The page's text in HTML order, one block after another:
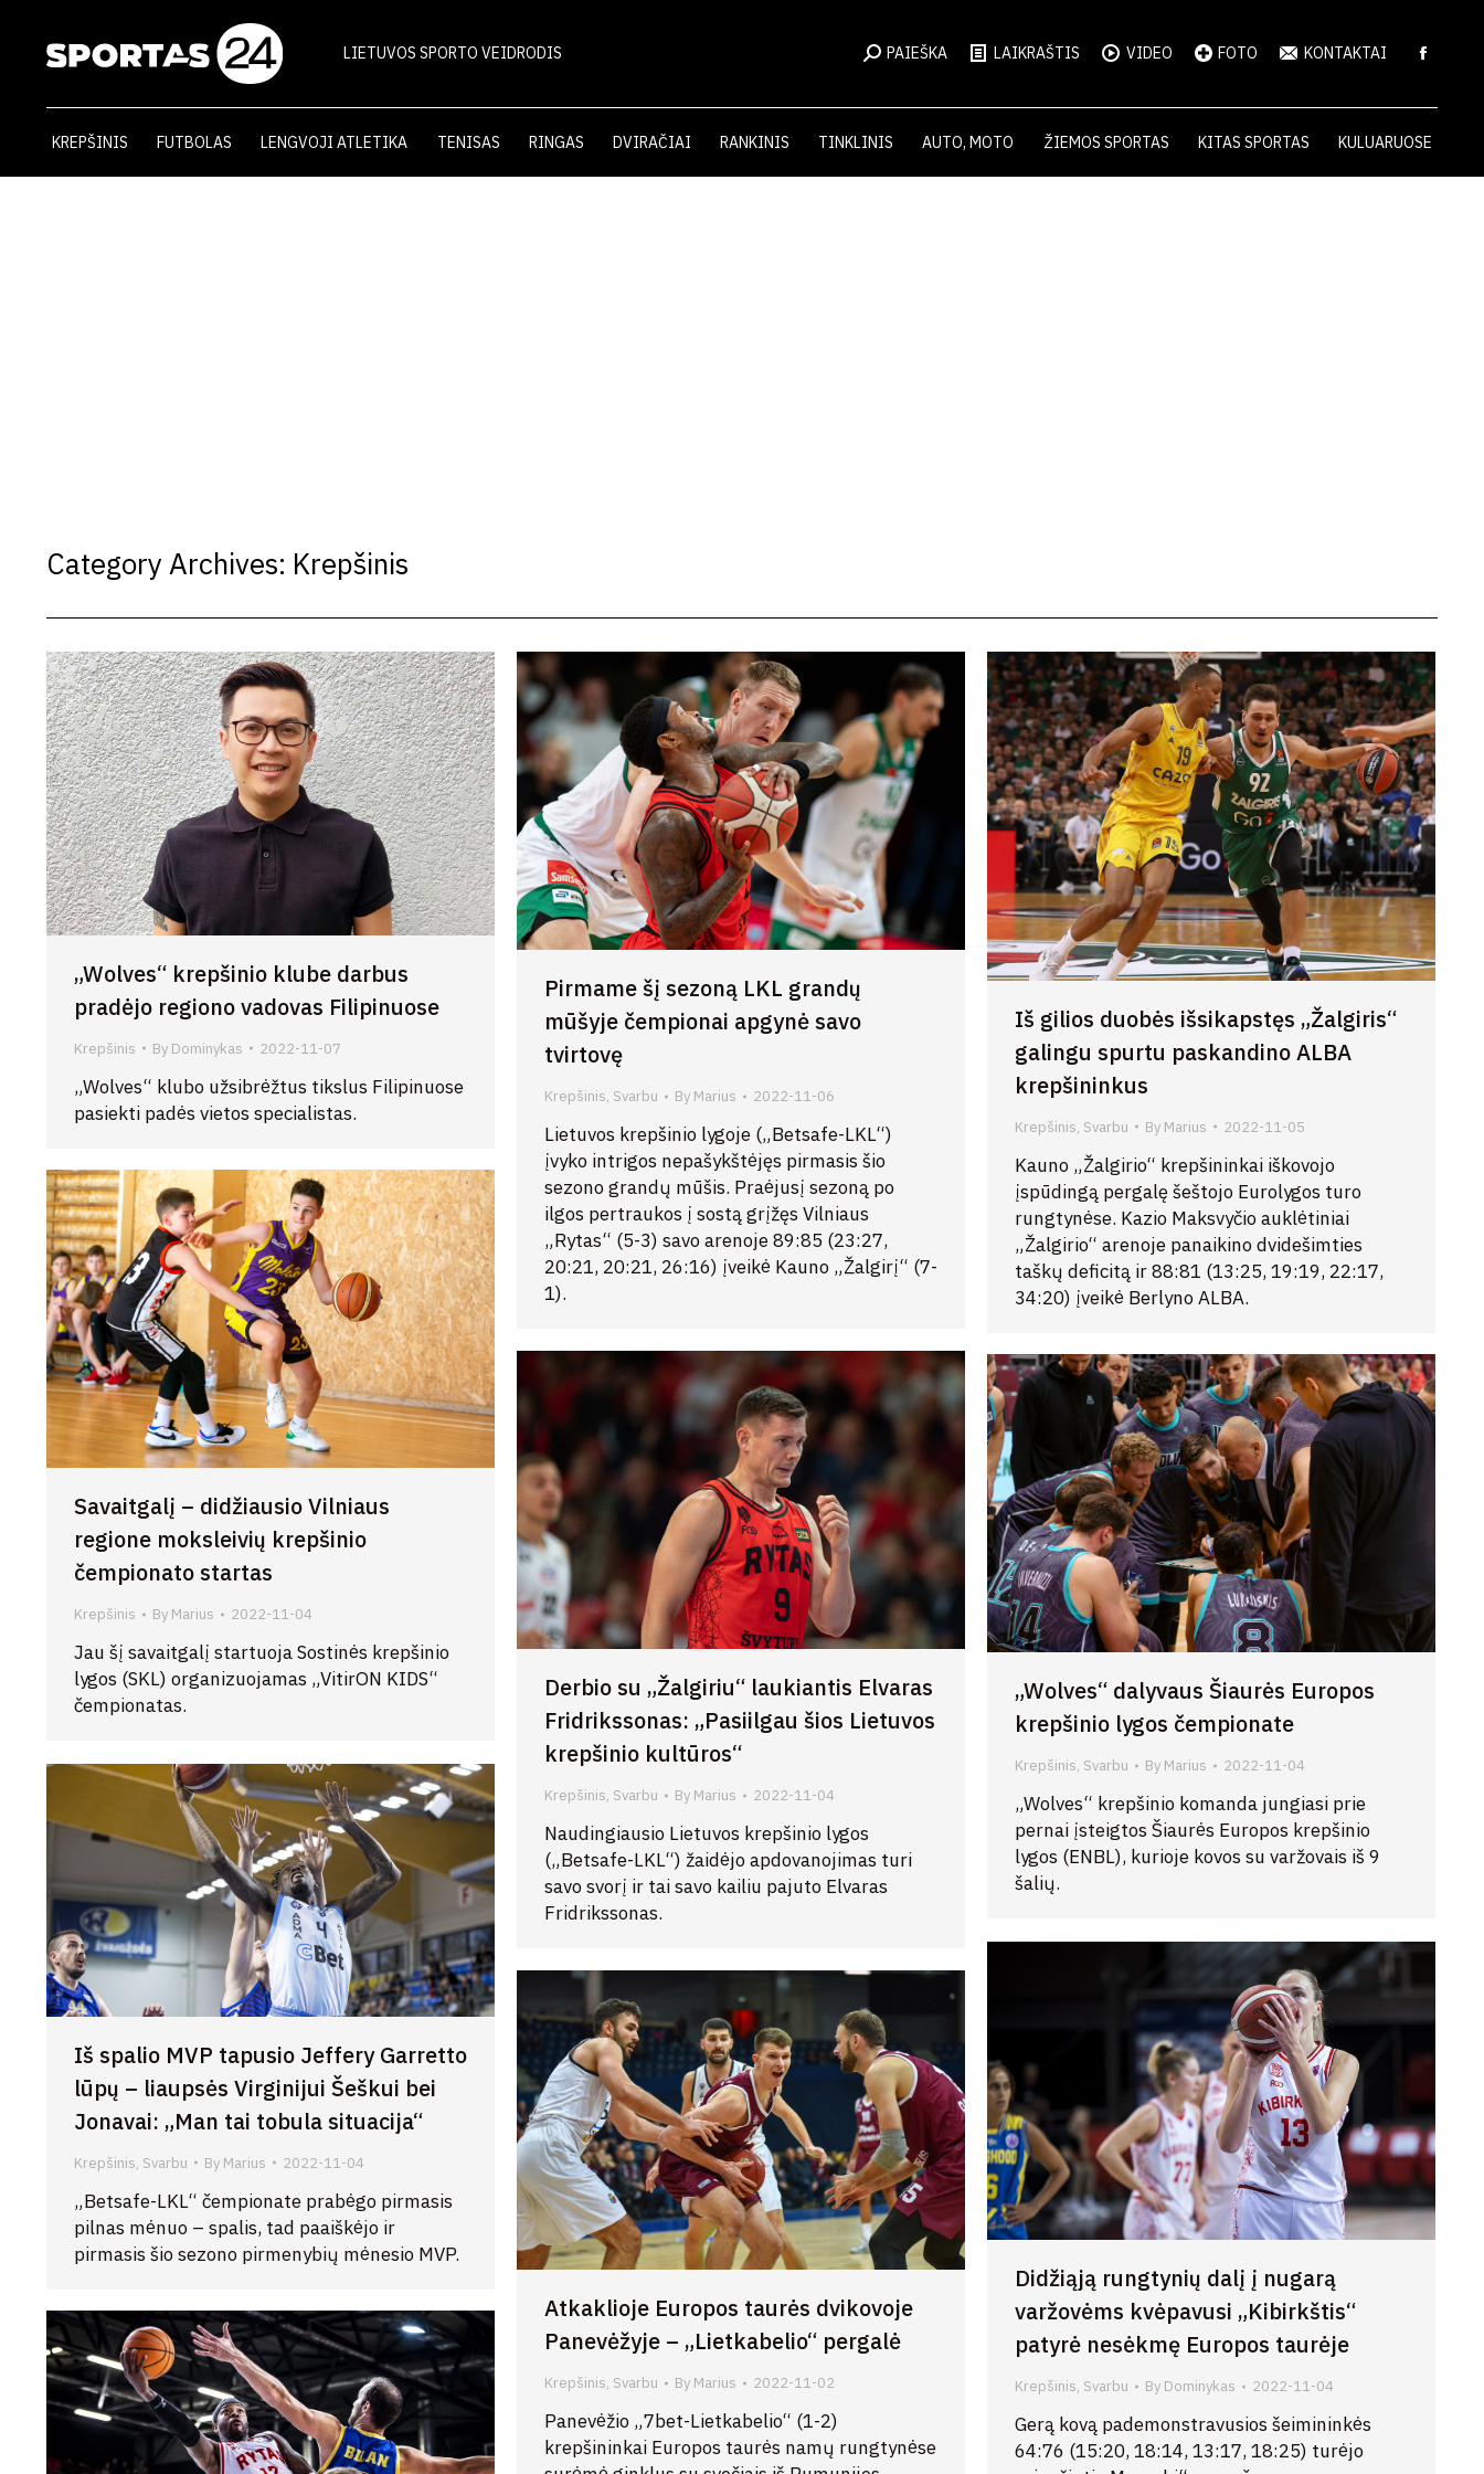
LIETUVOS SPORTO VEIDRODIS PAIEŠKA LAIKRAŠTIS VIDEO FOTO KONTAKTAI
KREPŠINIS FUTBOLAS LENGVOJI ATLETIKA TENISAS RINGAS DVIRAČIAI RANKINIS TINKLINIS AUTO, MOTO ŽIEMOS SPORTAS KITAS SPORTAS KULUARUOSE
Category Archives: Krepšinis
„Wolves“ krepšinio klube darbus
pradėjo regiono vadovas Filipinuose
Krepšinis By Dominykas 2022-11-07
„Wolves“ klubo užsibrėžtus tikslus Filipinuose
pasiekti padės vietos specialistas.
Pirmame šį sezoną LKL grandų
mūšyje čempionai apgynė savo
tvirtovę
Krepšinis, Svarbu By Marius 2022-11-06
Lietuvos krepšinio lygoje („Betsafe-LKL“)
įvyko intrigos nepašykštėjęs pirmasis šio
sezono grandų mūšis. Praėjusį sezoną po
ilgos pertraukos į sostą grįžęs Vilniaus
„Rytas“ (5-3) savo arenoje 89:85 (23:27,
20:21, 20:21, 26:16) įveikė Kauno „Žalgirį“ (7-
1).
Iš gilios duobės išsikapstęs „Žalgiris“
galingu spurtu paskandino ALBA
krepšininkus
Krepšinis, Svarbu By Marius 2022-11-05
Kauno „Žalgirio“ krepšininkai iškovojo
įspūdingą pergalę šeštojo Eurolygos turo
rungtynėse. Kazio Maksvyčio auklėtiniai
„Žalgirio“ arenoje panaikino dvidešimties
taškų deficitą ir 88:81 (13:25, 19:19, 22:17,
34:20) įveikė Berlyno ALBA.
Savaitgalį – didžiausio Vilniaus
regione moksleivių krepšinio
čempionato startas
Krepšinis By Marius 2022-11-04
Jau šį savaitgalį startuoja Sostinės krepšinio
lygos (SKL) organizuojamas „VitirON KIDS“
čempionatas.
Derbio su „Žalgiriu“ laukiantis Elvaras
Fridrikssonas: „Pasiilgau šios Lietuvos
krepšinio kultūros“
Krepšinis, Svarbu By Marius 2022-11-04
Naudingiausio Lietuvos krepšinio lygos
(„Betsafe-LKL“) žaidėjo apdovanojimas turi
savo svorį ir tai savo kailiu pajuto Elvaras
Fridrikssonas.
„Wolves“ dalyvaus Šiaurės Europos
krepšinio lygos čempionate
Krepšinis, Svarbu By Marius 2022-11-04
„Wolves“ krepšinio komanda jungiasi prie
pernai įsteigtos Šiaurės Europos krepšinio
lygos (ENBL), kurioje kovos su varžovais iš 9
šalių.
Iš spalio MVP tapusio Jeffery Garretto
lūpų – liaupsės Virginijui Šeškui bei
Jonavai: „Man tai tobula situacija“
Krepšinis, Svarbu By Marius 2022-11-04
„Betsafe-LKL“ čempionate prabėgo pirmasis
pilnas mėnuo – spalis, tad paaiškėjo ir
pirmasis šio sezono pirmenybių mėnesio MVP.
Didžiąją rungtynių dalį į nugarą
varžovėms kvėpavusi „Kibirkštis“
patyrė nesėkmę Europos taurėje
Krepšinis, Svarbu By Dominykas 2022-11-04
Gerą kovą pademonstravusios šeimininkės
64:76 (15:20, 18:14, 13:17, 18:25) turėjo
Atkaklioje Europos taurės dvikovoje
Panevėžyje – „Lietkabelio“ pergalė
Krepšinis, Svarbu By Marius 2022-11-02
Panevėžio „7bet-Lietkabelio“ (1-2)
krepšininkai Europos taurės namų rungtynėse